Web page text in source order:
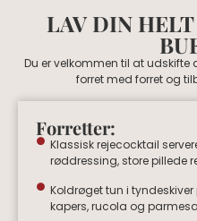
LAV DIN
Du er velkommen til at
forret med forret og
Forretter:
Klassisk rejecocktail
røddressing, store pillede
Koldrøget tun i
kapers, rucola og